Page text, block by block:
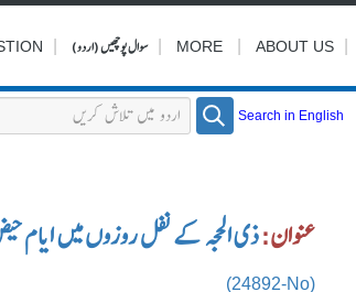
سوال پوچھیں (اردو) MORE ABOUT US
Search in English
عنوان:ذی الحجہ کے نفل روزوں میں ایام
(24892-No)